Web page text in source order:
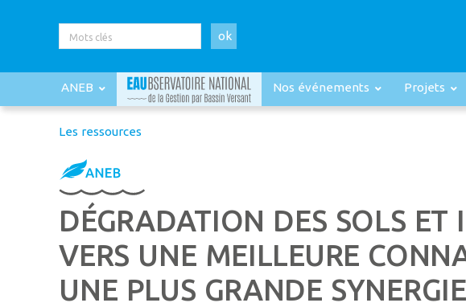
ok
ANEB Nos événements Projets
Les ressources
DÉGRADATION DES SOLS ET
VERS UNE MEILLEURE
UNE PLUS GRANDE